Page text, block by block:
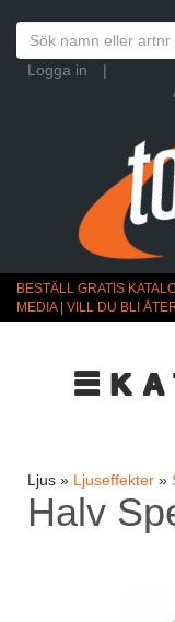
Logga in
|
BESTÄLL GRATIS
MEDIA| VILL DU BLI
Ljus » Ljuseffekter »
Halv